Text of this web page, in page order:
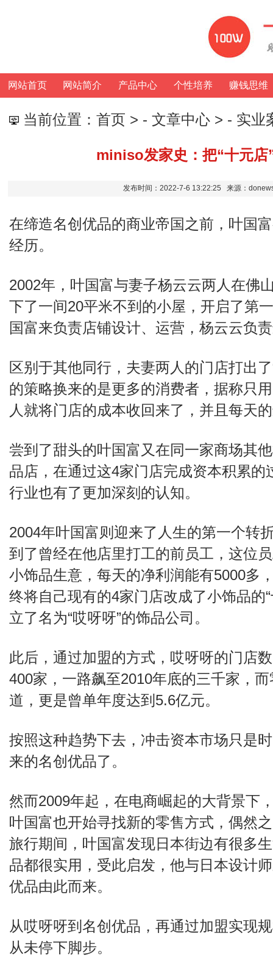
网站首页 网站简介 产品中心 个性培养 赚钱思维
当前位置： 首页 > - 文章中心 > - 实业
miniso发家史：把“十元店
发布时间：2022-7-6 13:22:25 来源：
在缔造名创优品的商业帝国之前，叶国
经历。
2002年，叶国富与妻子杨云云两人在佛
下了一间20平米不到的小屋，开启了第
国富来负责店铺设计、运营，杨云云负
区别于其他同行，夫妻两人的门店打出
的策略换来的是更多的消费者，据称只
人就将门店的成本收回来了，并且每天
尝到了甜头的叶国富又在同一家商场其
品店，在通过这4家门店完成资本积累的
行业也有了更加深刻的认知。
2004年叶国富则迎来了人生的第一个转
到了曾经在他店里打工的前员工，这位
小饰品生意，每天的净利润能有5000多
终将自己现有的4家门店改成了小饰品的
立了名为“哎呀呀”的饰品公司。
此后，通过加盟的方式，哎呀呀的门店
400家，一路飙至2010年底的三千家，
道，更是曾单年度达到5.6亿元。
按照这种趋势下去，冲击资本市场只是
来的名创优品了。
然而2009年起，在电商崛起的大背景下
叶国富也开始寻找新的零售方式，偶然
旅行期间，叶国富发现日本街边有很多
品都很实用，受此启发，他与日本设计
优品由此而来。
从哎呀呀到名创优品，再通过加盟实现
从未停下脚步。